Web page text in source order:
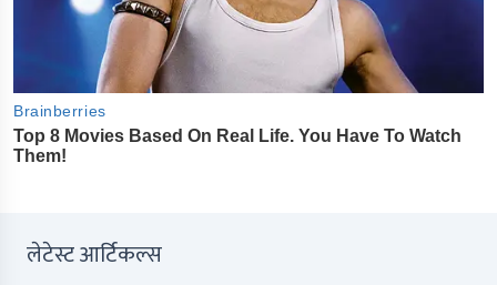
लेटेस्ट आर्टिकल्स